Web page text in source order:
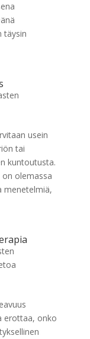
täysin
usein
tai
kuntoutusta.
olemassa
menetelmiä,
erottaa, onko